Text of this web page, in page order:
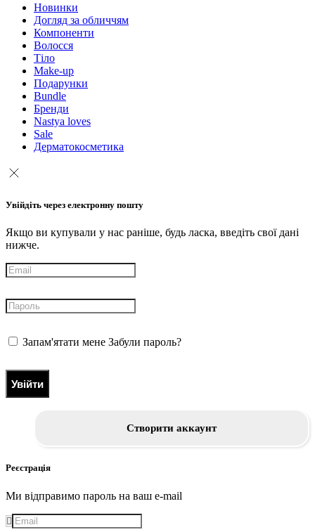
Новинки
Догляд за обличчям
Компоненти
Волосся
Тіло
Make-up
Подарунки
Bundle
Бренди
Nastya loves
Sale
Дерматокосметика
Увійдіть через електронну пошту
Якщо ви купували у нас раніше, будь ласка, введіть свої дані
нижче.
Запам'ятати мене Забули пароль?
Увійти
Створити аккаунт
Реєстрація
Ми відправимо пароль на ваш e-mail